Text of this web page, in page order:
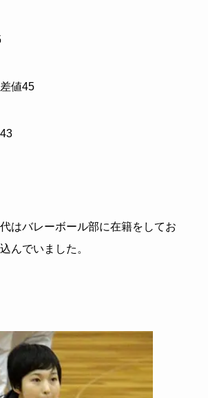
値45
はバレーボール部に在籍をしてお
んでいました。